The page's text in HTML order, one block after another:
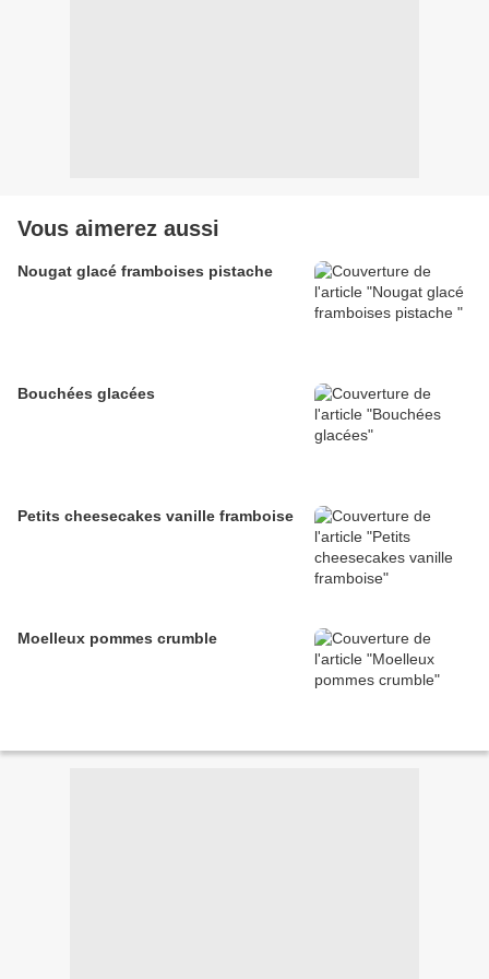
Vous aimerez aussi
Nougat glacé framboises pistache
Bouchées glacées
Petits cheesecakes vanille framboise
Moelleux pommes crumble